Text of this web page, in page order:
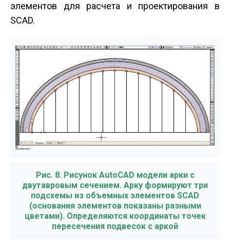
элементов для расчета и проектирования в
SCAD.
Рис. 8. Рисунок AutoCAD модели арки с
двутавровым сечением. Арку формируют три
подсхемы из объемных элементов SCAD
(основания элементов показаны разными
цветами). Определяются координаты точек
пересечения подвесок с аркой